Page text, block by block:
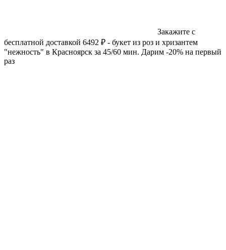
Закажите с
бесплатной доставкой 6492 ₽ - букет из роз и хризантем
"нежность" в Красноярск за 45/60 мин. Дарим -20% на первый
раз